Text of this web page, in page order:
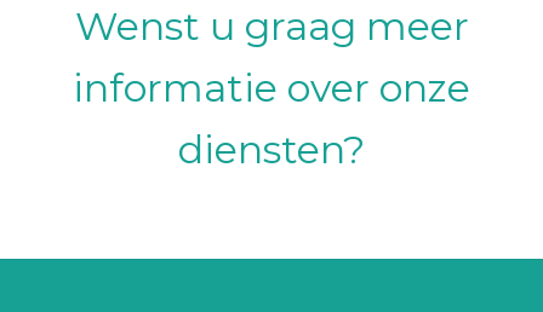
Wenst u graag meer
informatie over onze
diensten?